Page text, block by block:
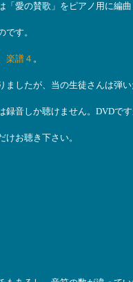
「愛の賛歌」をピアノ用に編
す。
楽譜４ 。
ましたが、当の生徒さんは弾
録音しか聴けません。DVDで
お聴き下さい。